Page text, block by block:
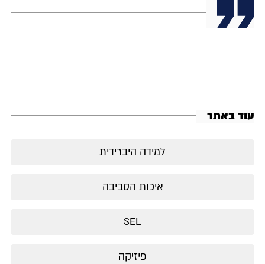
עוד באתר
למידה היברידית
איכות הסביבה
SEL
פיזיקה